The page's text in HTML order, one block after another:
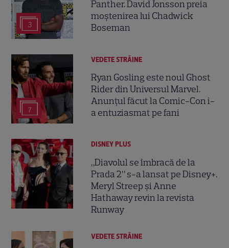
3
Panther. David Jonsson preia
moștenirea lui Chadwick
Boseman
7
VEDETE STRĂINE
Ryan Gosling este noul Ghost
Rider din Universul Marvel.
Anunțul făcut la Comic-Con i-
a entuziasmat pe fani
DISNEY PLUS
„Diavolul se îmbracă de la
Prada 2” s-a lansat pe Disney+.
Meryl Streep și Anne
Hathaway revin la revista
Runway
VEDETE STRĂINE